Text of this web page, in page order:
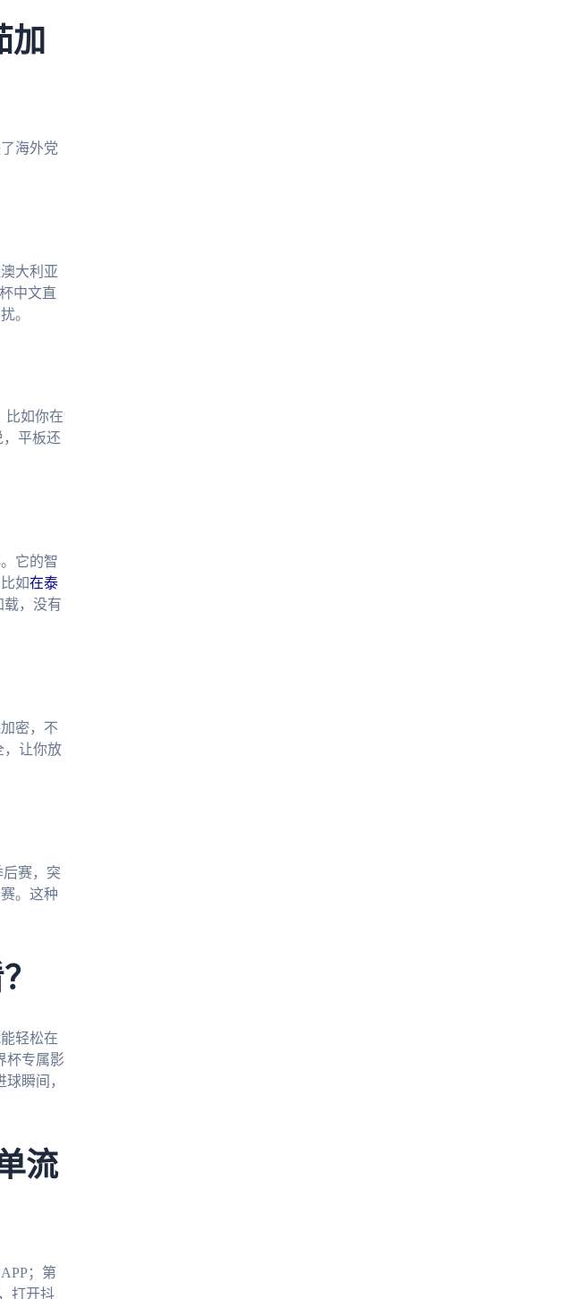
加
海外党
大利亚
中文直
。
比如你在
平板还
它的智
如在泰
载，没有
密，不
，让你放
赛，突
。这种
轻松在
杯专属影
瞬间，
流
；第
打开抖